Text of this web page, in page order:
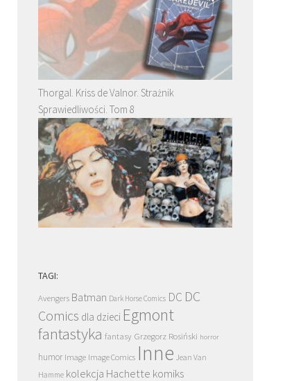
Thorgal. Kriss de Valnor. Strażnik
Sprawiedliwości. Tom 8
TAGI:
Avengers Batman Dark Horse Comics DC DC
Comics dla dzieci Egmont
fantastyka fantasy Grzegorz Rosiński horror
humor Image Image Comics Inne Jean Van
Hamme kolekcja Hachette komiks